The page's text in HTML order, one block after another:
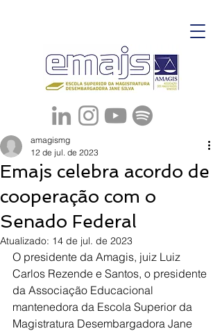
Emajs celebra acordo de
cooperação com o
Senado Federal
amagismg
12 de jul. de 2023
Atualizado: 14 de jul. de 2023
O presidente da Amagis, juiz Luiz
Carlos Rezende e Santos, o presidente
da Associação Educacional
mantenedora da Escola Superior da
Magistratura Desembargadora Jane